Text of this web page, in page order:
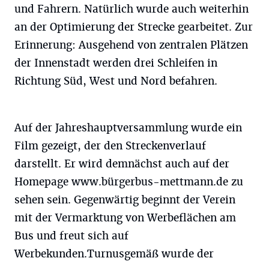
und Fahrern. Natürlich wurde auch weiterhin
an der Optimierung der Strecke gearbeitet. Zur
Erinnerung: Ausgehend von zentralen Plätzen
der Innenstadt werden drei Schleifen in
Richtung Süd, West und Nord befahren.
Auf der Jahreshauptversammlung wurde ein
Film gezeigt, der den Streckenverlauf
darstellt. Er wird demnächst auch auf der
Homepage www.bürgerbus-mettmann.de zu
sehen sein. Gegenwärtig beginnt der Verein
mit der Vermarktung von Werbeflächen am
Bus und freut sich auf
Werbekunden.Turnusgemäß wurde der